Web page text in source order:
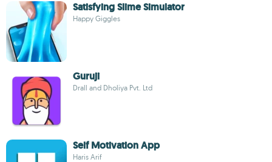
Satisfying Slime Simulator
Happy Giggles
Guruji
Drall and Dholiya Pvt. Ltd
Self Motivation App
Haris Arif